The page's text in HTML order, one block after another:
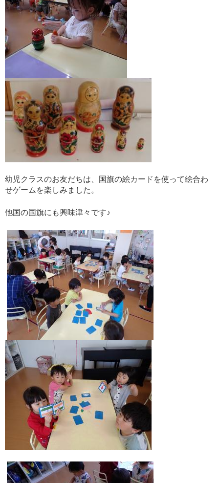
幼児クラスのお友だちは、国旗の絵カードを使って絵合わ
せゲームを楽しみました。
他国の国旗にも興味津々です♪